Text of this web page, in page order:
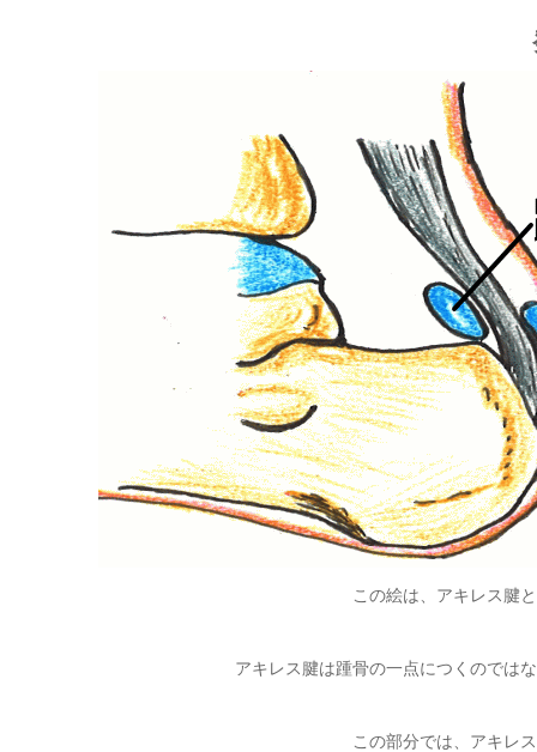
この絵は、アキレス腱
アキレス腱は踵骨の一点につくのでは
この部分では、アキレ